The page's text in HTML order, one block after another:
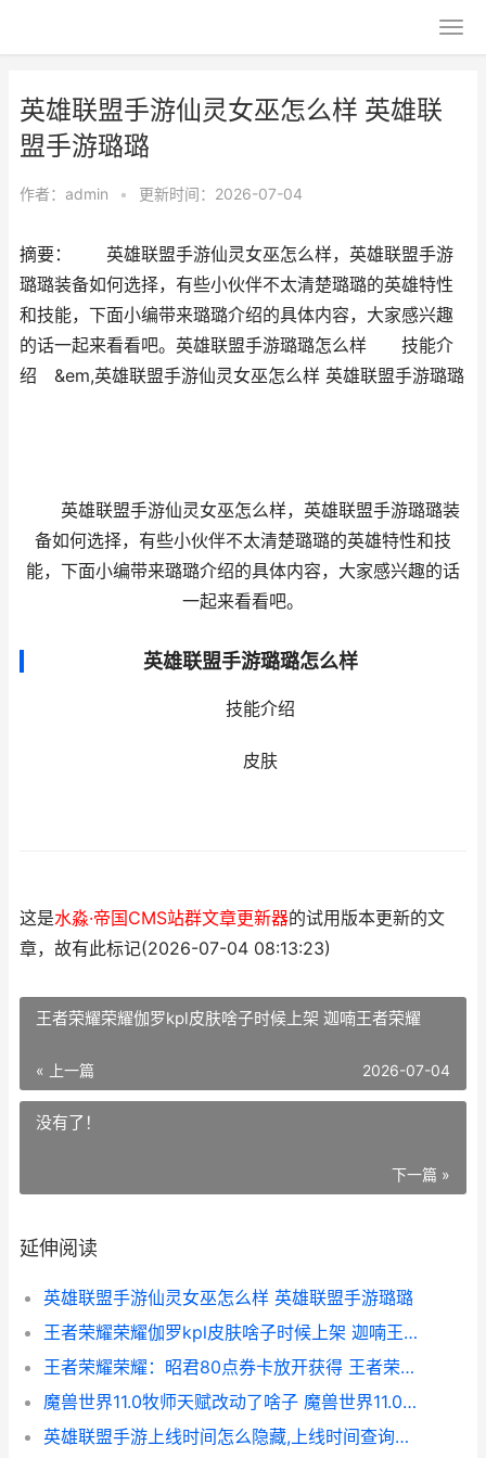
英雄联盟手游仙灵女巫怎么样 英雄联
盟手游璐璐
作者： admin • 更新时间：2026-07-04
摘要： 英雄联盟手游仙灵女巫怎么样，英雄联盟手游
璐璐装备如何选择，有些小伙伴不太清楚璐璐的英雄特性
和技能，下面小编带来璐璐介绍的具体内容，大家感兴趣
的话一起来看看吧。英雄联盟手游璐璐怎么样 技能介
绍 &em,英雄联盟手游仙灵女巫怎么样 英雄联盟手游璐璐
英雄联盟手游仙灵女巫怎么样，英雄联盟手游璐璐装
备如何选择，有些小伙伴不太清楚璐璐的英雄特性和技
能，下面小编带来璐璐介绍的具体内容，大家感兴趣的话
一起来看看吧。
英雄联盟手游璐璐怎么样
技能介绍
皮肤
这是水淼·帝国CMS站群文章更新器的试用版本更新的文
章，故有此标记(2026-07-04 08:13:23)
王者荣耀荣耀伽罗kpl皮肤啥子时候上架 迦喃王者荣耀
« 上一篇 2026-07-04
没有了！
下一篇 »
延伸阅读
英雄联盟手游仙灵女巫怎么样 英雄联盟手游璐璐
王者荣耀荣耀伽罗kpl皮肤啥子时候上架 迦喃王者荣耀
王者荣耀荣耀：昭君80点券卡放开获得 王者荣耀荣耀水晶多少次必出
魔兽世界11.0牧师天赋改动了啥子 魔兽世界11.0牧师
英雄联盟手游上线时间怎么隐藏,上线时间查询方法